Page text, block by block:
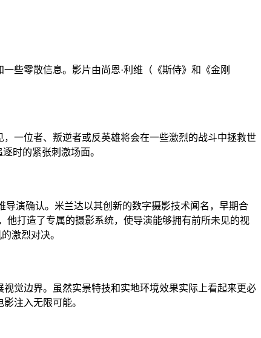
些零散信息。影片由尚恩·利维（《斯侍》和《金刚
一位者、叛逆者或反英雄将会在一些激烈的战斗中拯救世
时的紧张刺激场面。
导演确认。米兰达以其创新的数字摄影技术闻名，早期合
他打造了专属的摄影系统，使导演能够拥有前所未见的视
激烈对决。
觉边界。虽然实景特技和实地环境效果实际上看起来更必
注入无限可能。